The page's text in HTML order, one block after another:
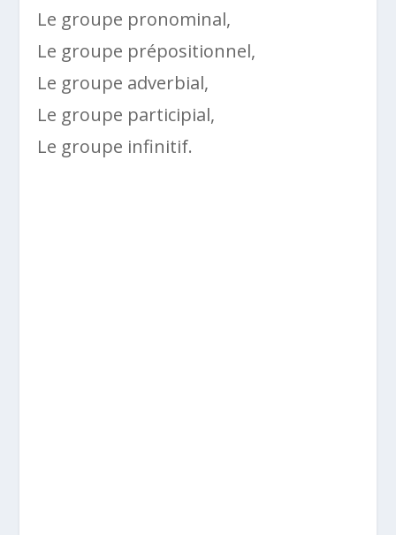
Le groupe pronominal,
Le groupe prépositionnel,
Le groupe adverbial,
Le groupe participial,
Le groupe infinitif.